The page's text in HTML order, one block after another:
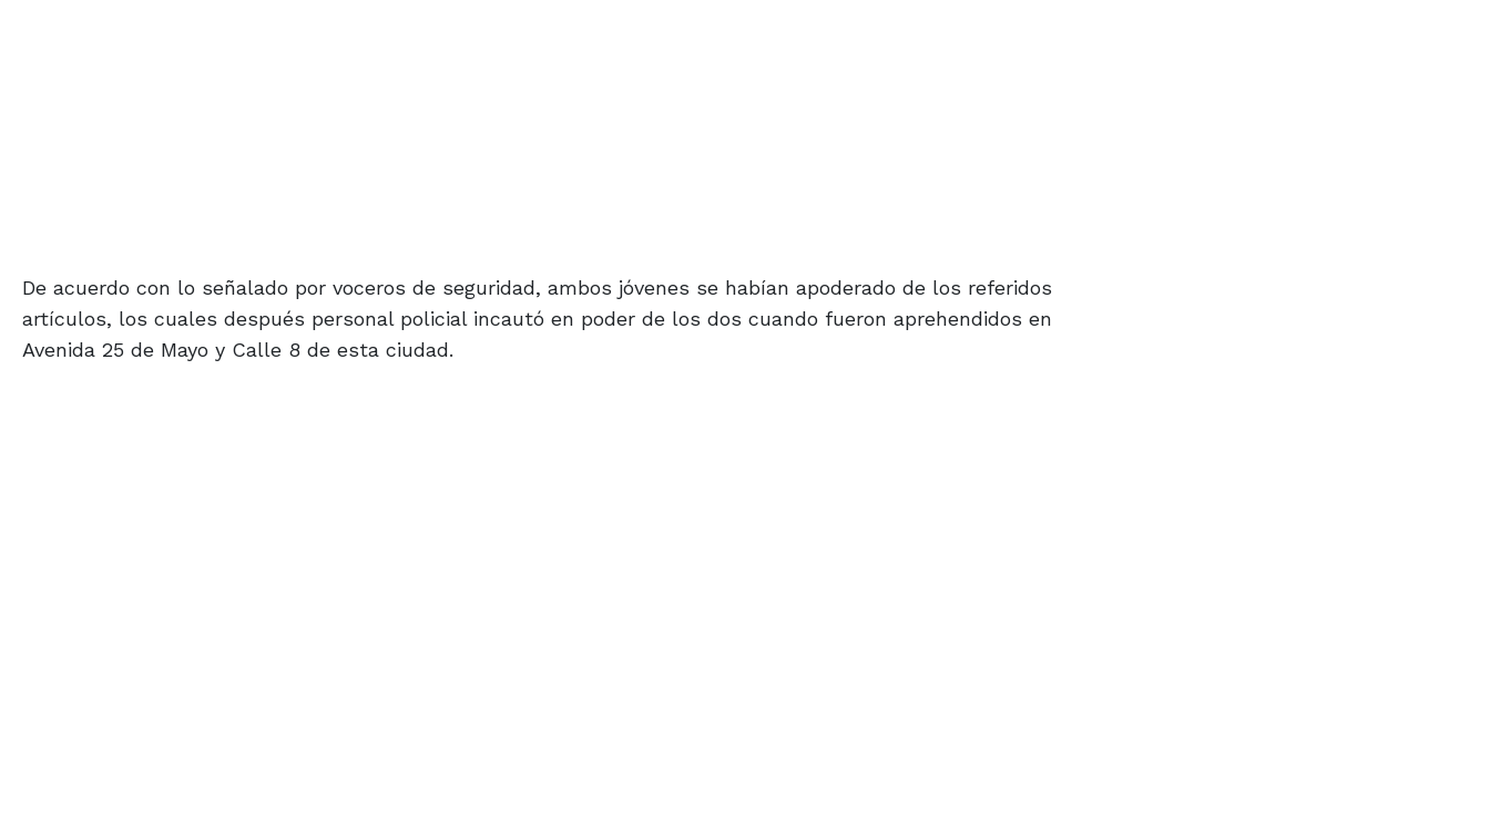
artículos, los cuales después personal policial incautó en poder de los dos cuando fueron aprehendidos en
Avenida 25 de Mayo y Calle 8 de esta ciudad.